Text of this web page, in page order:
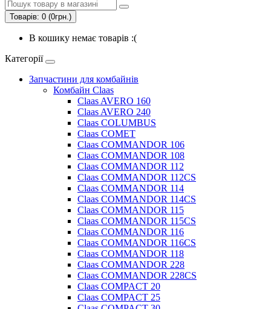
Товарів: 0 (0грн.)
В кошику немає товарів :(
Категорії
Запчастини для комбайнів
Комбайн Claas
Claas AVERO 160
Claas AVERO 240
Claas COLUMBUS
Claas COMET
Claas COMMANDOR 106
Claas COMMANDOR 108
Claas COMMANDOR 112
Claas COMMANDOR 112CS
Claas COMMANDOR 114
Claas COMMANDOR 114CS
Claas COMMANDOR 115
Claas COMMANDOR 115CS
Claas COMMANDOR 116
Claas COMMANDOR 116CS
Claas COMMANDOR 118
Claas COMMANDOR 228
Claas COMMANDOR 228CS
Claas COMPACT 20
Claas COMPACT 25